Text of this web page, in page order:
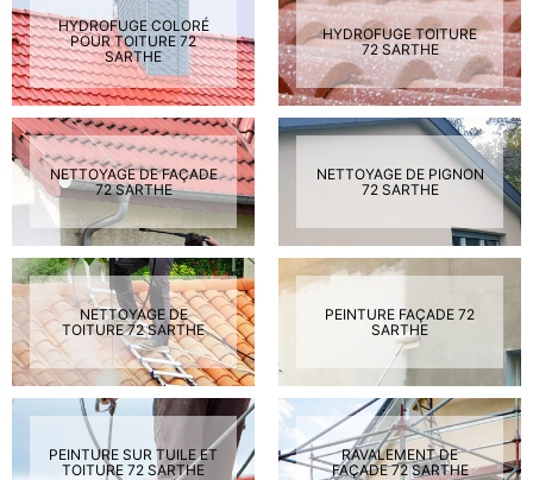
HYDROFUGE COLORÉ
POUR TOITURE 72
SARTHE
HYDROFUGE TOITURE
72 SARTHE
NETTOYAGE DE FAÇADE
72 SARTHE
NETTOYAGE DE PIGNON
72 SARTHE
NETTOYAGE DE
TOITURE 72 SARTHE
PEINTURE FAÇADE 72
SARTHE
PEINTURE SUR TUILE ET
TOITURE 72 SARTHE
RAVALEMENT DE
FAÇADE 72 SARTHE